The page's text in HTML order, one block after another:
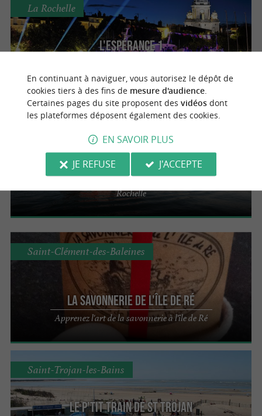
L'Espérance 1
bateau à La Rochelle
La Rochelle
Liaison Maritime Ile de Ré – La Rochelle
Rochelle
La Savonnerie de l'Île de Ré
Apprenez l'art de la savonnerie à l'île de Ré
Saint-Clément-des-Baleines
Le P'tit train de St Trojan
Saint-Trojan-les-Bains
En continuant à naviguer, vous autorisez le dépôt de
cookies tiers à des fins de mesure d'audience.
Certaines pages du site proposent des vidéosdont
les plateformes déposent également des cookies.
EN SAVOIR PLUS
JE REFUSE
J'ACCEPTE